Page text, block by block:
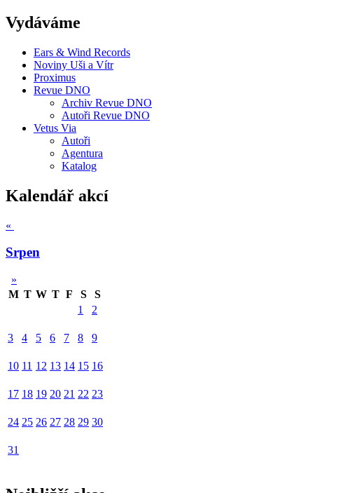
Vydáváme
Ears & Wind Records
Noviny Uši a Vítr
Proximus
Revue DNO
Archiv Revue DNO
Autoři Revue DNO
Vetus Via
Autoři
Agentura
Katalog
Kalendář akcí
«
Srpen
»
M T W T F S
S
1
2
3 4 5 6 7 8 9
10 11 12 13 14 15 16
17 18 19 20 21 22 23
24 25 26 27 28 29 30
31